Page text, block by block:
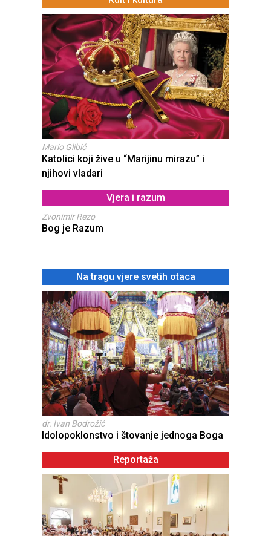
Mario Glibić
Katolici koji žive u “Marijinu mirazu” i
njihovi vladari
Vjera i razum
Zvonimir Rezo
Bog je Razum
Na tragu vjere svetih otaca
dr. Ivan Bodrožić
Idolopoklonstvo i štovanje jednoga Boga
Reportaža